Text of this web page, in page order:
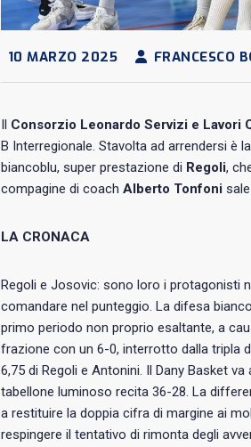
10 MARZO 2025 FRANCESCO
Il Consorzio Leonardo Servizi e Lavori
B Interregionale. Stavolta ad arrendersi è la
biancoblu, super prestazione di Regoli,
compagine di coach Alberto Tonfoni
LA CRONACA
Regoli e Josovic: sono loro i protagonisti
comandare nel punteggio. La difesa
primo periodo non proprio esaltante, a
frazione con un 6-0, interrotto dalla tripla
6,75 di Regoli e Antonini. Il Dany Basket
tabellone luminoso recita 36-28. La
a restituire la doppia cifra di margine ai
respingere il tentativo di rimonta degli